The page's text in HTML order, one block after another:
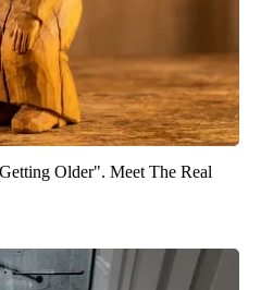
Older". Meet The Real